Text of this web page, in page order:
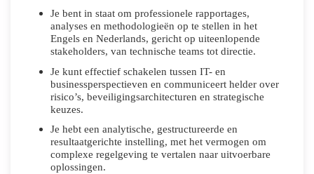
Je bent in staat om professionele rapportages,
analyses en methodologieën op te stellen in het
Engels en Nederlands, gericht op uiteenlopende
stakeholders, van technische teams tot directie.
Je kunt effectief schakelen tussen IT- en
businessperspectieven en communiceert helder over
risico’s, beveiligingsarchitecturen en strategische
keuzes.
Je hebt een analytische, gestructureerde en
resultaatgerichte instelling, met het vermogen om
complexe regelgeving te vertalen naar uitvoerbare
oplossingen.